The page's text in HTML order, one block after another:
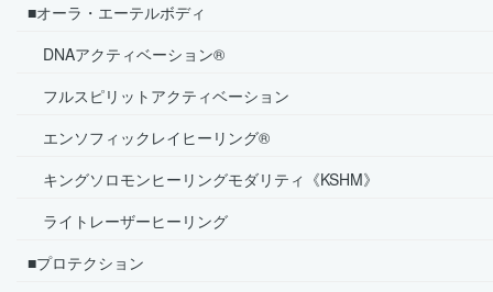
■オーラ・エーテルボディ
DNAアクティベーション®
フルスピリットアクティベーション
エンソフィックレイヒーリング®
キングソロモンヒーリングモダリティ《KSHM》
ライトレーザーヒーリング
■プロテクション